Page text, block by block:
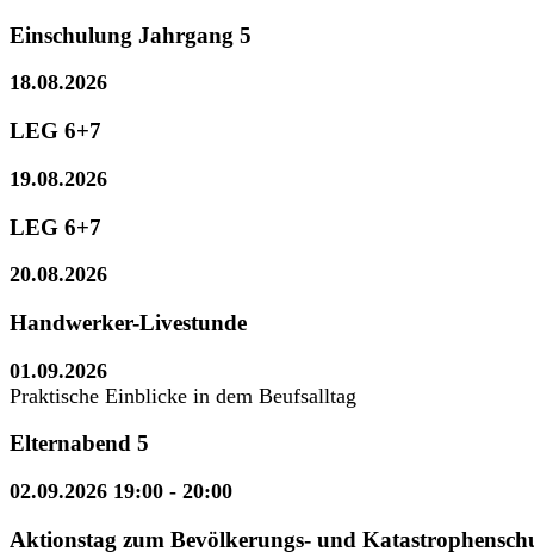
Einschulung Jahrgang 5
18.08.2026
LEG 6+7
19.08.2026
LEG 6+7
20.08.2026
Handwerker-Livestunde
01.09.2026
Praktische Einblicke in dem Beufsalltag
Elternabend 5
02.09.2026 19:00 - 20:00
Aktionstag zum Bevölkerungs- und